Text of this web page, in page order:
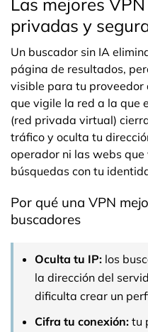
Las mejores
privadas y
Un buscador sin IA
página de resultados,
visible para tu
que vigile la red a la que
(red privada virtual)
tráfico y oculta tu
operador ni las webs
búsquedas con tu
Por qué una VPN
buscadores
Oculta tu IP: los
la dirección del
dificulta crear un
Cifra tu conexión: tu